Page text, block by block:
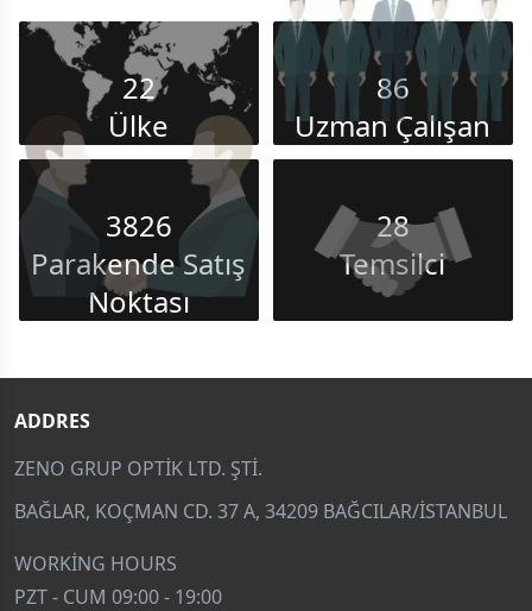
22
Ülke
86
Uzman Çalışan
3826
Parakende Satış
Noktası
28
Temsilci
ADDRES
ZENO GRUP OPTIK LTD. ŞTI.
BAĞLAR, KOÇMAN CD. 37 A, 34209 BAĞCILAR/İSTANBUL
WORKING HOURS
PZT - CUM 09:00 - 19:00